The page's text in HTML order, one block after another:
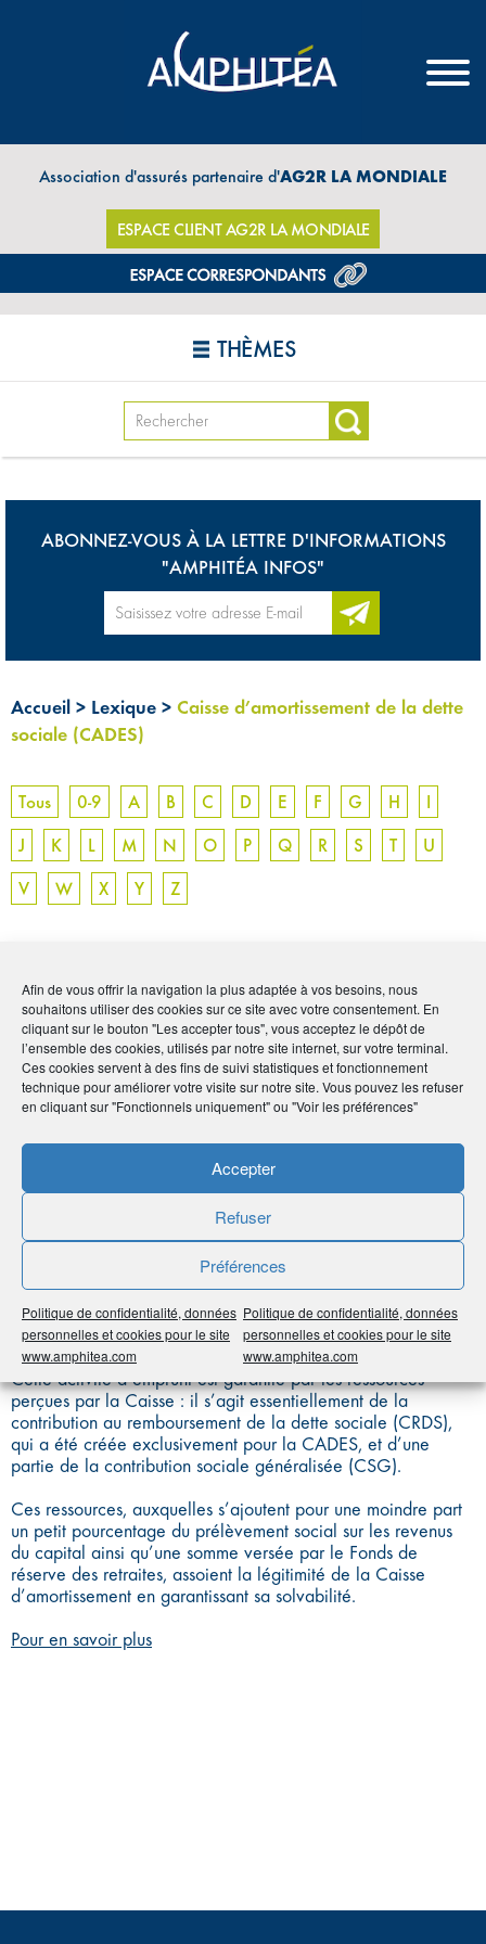
Afin de vous offrir la navigation la plus adaptée à vos besoins, nous
souhaitons utiliser des cookies sur ce site avec votre consentement. En
cliquant sur le bouton "Les accepter tous", vous acceptez le dépôt de
l’ensemble des cookies, utilisés par notre site internet, sur votre terminal.
Ces cookies servent à des fins de suivi statistiques et fonctionnement
technique pour améliorer votre visite sur notre site. Vous pouvez les refuser
en cliquant sur "Fonctionnels uniquement" ou "Voir les préférences"
Accepter
Refuser
Préférences
Politique de confidentialité, données
personnelles et cookies pour le site
www.amphitea.com
Politique de confidentialité, données
personnelles et cookies pour le site
www.amphitea.com
Association d'assurés partenaire d'AG2R LA MONDIALE
ESPACE CLIENT AG2R LA MONDIALE
THÈMES
ABONNEZ-VOUS À LA LETTRE D'INFORMATIONS
"AMPHITÉA INFOS"
Accueil > Lexique > Caisse d’amortissement de la dette
sociale (CADES)
Tous 0-9 A B C D E F G H
I
J
K L M N O P Q R S T
U
V
W X Y Z
D’AMORTISSEMENT
DE LA DETTE SOCIALE
(CADES)
créée en 1996 pour « éponger » les dettes du régime
général de la sécurité sociale. Elle a pour vocation d’apurer
la dette sociale sur une durée limitée afin d’éviter qu’elle ne
pèse sur les générations futures.
La CADES émet des emprunts sur les marchés internationaux
de capitaux en recherchant un financement au meilleur taux.
Cette activité d’emprunt est garantie par les ressources
perçues par la Caisse : il s’agit essentiellement de la
contribution au remboursement de la dette sociale (CRDS),
qui a été créée exclusivement pour la CADES, et d’une
partie de la contribution sociale généralisée (CSG).
Ces ressources, auxquelles s’ajoutent pour une moindre part
un petit pourcentage du prélèvement social sur les revenus
du capital ainsi qu’une somme versée par le Fonds de
réserve des retraites, assoient la légitimité de la Caisse
d’amortissement en garantissant sa solvabilité.
Pour en savoir plus